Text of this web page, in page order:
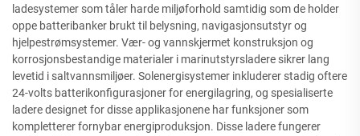
ladesystemer som tåler harde miljøforhold samtidig som de holder
oppe batteribanker brukt til belysning, navigasjonsutstyr og
hjelpestrømsystemer. Vær- og vannskjermet konstruksjon og
korrosjonsbestandige materialer i marinutstyrsladere sikrer lang
levetid i saltvannsmiljøer. Solenergisystemer inkluderer stadig oftere
24-volts batterikonfigurasjoner for energilagring, og spesialiserte
ladere designet for disse applikasjonene har funksjoner som
kompletterer fornybar energiproduksjon. Disse ladere fungerer